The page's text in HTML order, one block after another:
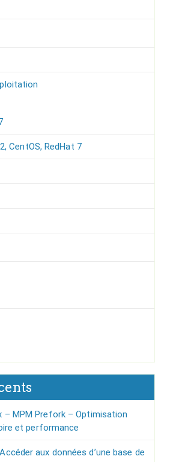
CentOS, RedHat 7
– MPM Prefork – Optimisation
et performance
aux données d’une base de